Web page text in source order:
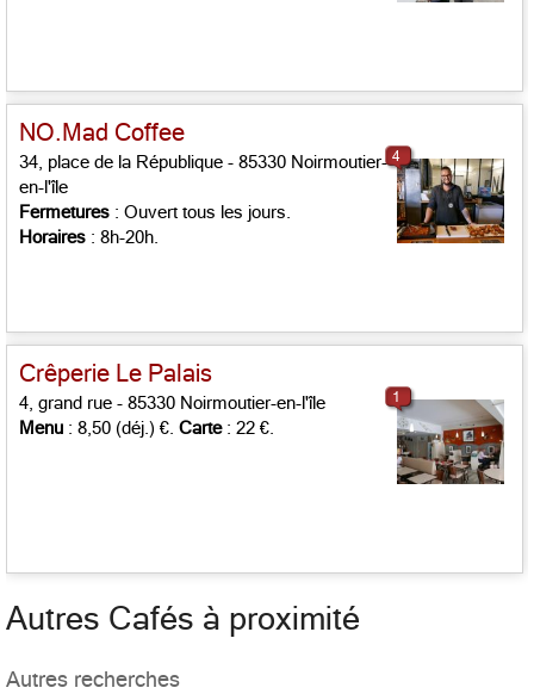
NO.Mad Coffee
34, place de la République - 85330 Noirmoutier-
en-l'île
Fermetures : Ouvert tous les jours.
Horaires : 8h-20h.
4
Crêperie Le Palais
4, grand rue - 85330 Noirmoutier-en-l'île
Menu : 8,50 (déj.) €. Carte: 22 €.
1
Autres Cafés à proximité
Autres recherches